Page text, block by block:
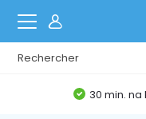
30 min.